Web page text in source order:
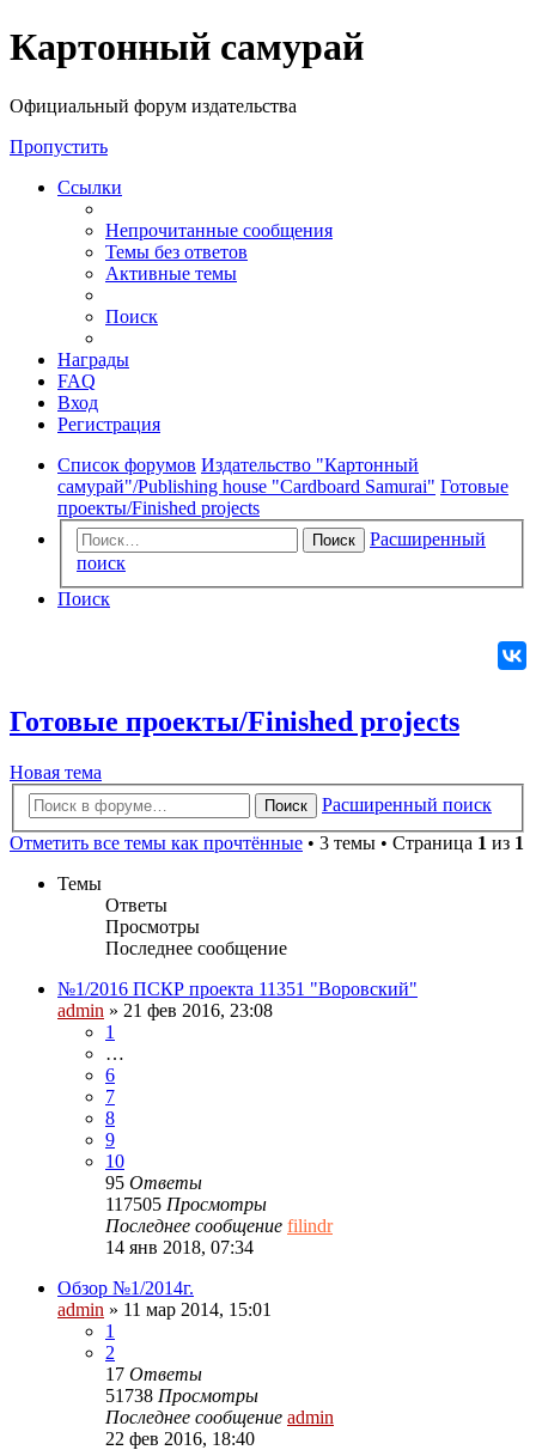
Регистрация
Картонный самурай
Официальный форум издательства
Пропустить
Ссылки
Непрочитанные сообщения
Темы без ответов
Активные темы
Поиск
Награды
FAQ
Вход
Регистрация
Список форумов Издательство "Картонный
самурай"/Publishing house "Cardboard Samurai" Готовые
проекты/Finished projects
Поиск
Расширенный
поиск
Поиск
Готовые проекты/Finished projects
Новая
тема
Новая тема
Поиск
Расширенный поиск
Отметить все темы как прочтённые • 3 темы • Страница 1 из 1
Темы
Ответы
Просмотры
Последнее сообщение
№1/2016 ПСКР проекта 11351 "Воровский"
admin » 21 фев 2016, 23:08
1
…
6
7
8
9
10
95 Ответы
117505 Просмотры
Последнее сообщение filindr
14 янв 2018, 07:34
Обзор №1/2014г.
admin » 11 мар 2014, 15:01
1
2
17 Ответы
51738 Просмотры
Последнее сообщение admin
22 фев 2016, 18:40